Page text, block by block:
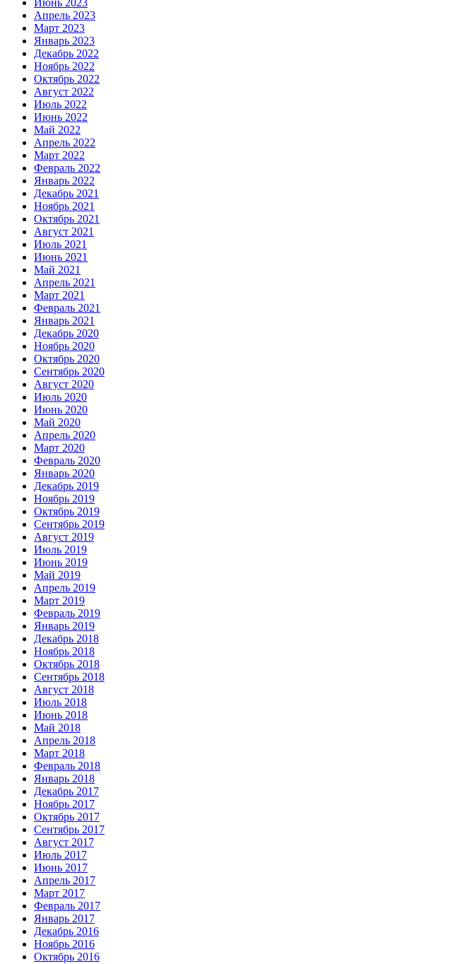
Июнь 2023
Апрель 2023
Март 2023
Январь 2023
Декабрь 2022
Ноябрь 2022
Октябрь 2022
Август 2022
Июль 2022
Июнь 2022
Май 2022
Апрель 2022
Март 2022
Февраль 2022
Январь 2022
Декабрь 2021
Ноябрь 2021
Октябрь 2021
Август 2021
Июль 2021
Июнь 2021
Май 2021
Апрель 2021
Март 2021
Февраль 2021
Январь 2021
Декабрь 2020
Ноябрь 2020
Октябрь 2020
Сентябрь 2020
Август 2020
Июль 2020
Июнь 2020
Май 2020
Апрель 2020
Март 2020
Февраль 2020
Январь 2020
Декабрь 2019
Ноябрь 2019
Октябрь 2019
Сентябрь 2019
Август 2019
Июль 2019
Июнь 2019
Май 2019
Апрель 2019
Март 2019
Февраль 2019
Январь 2019
Декабрь 2018
Ноябрь 2018
Октябрь 2018
Сентябрь 2018
Август 2018
Июль 2018
Июнь 2018
Май 2018
Апрель 2018
Март 2018
Февраль 2018
Январь 2018
Декабрь 2017
Ноябрь 2017
Октябрь 2017
Сентябрь 2017
Август 2017
Июль 2017
Июнь 2017
Апрель 2017
Март 2017
Февраль 2017
Январь 2017
Декабрь 2016
Ноябрь 2016
Октябрь 2016